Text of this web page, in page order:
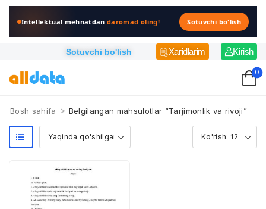
Intellektual mehnatdandaromad oling! Sotuvchi bo'lish
Sotuvchi bo'lish Xaridlarim Kirish
0
Bosh sahifa > Belgilangan mahsulotlar “Tarjimonlik va rivoji”